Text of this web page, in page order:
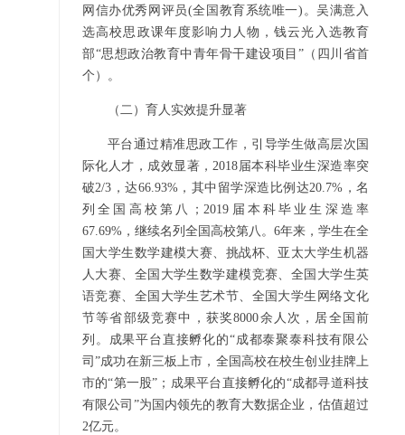
网信办优秀网评员(全国教育系统唯一)。吴满意入
选高校思政课年度影响力人物，钱云光入选教育
部“思想政治教育中青年骨干建设项目”（四川省首
个）。
（二）育人实效提升显著
平台通过精准思政工作，引导学生做高层次国
际化人才，成效显著，2018届本科毕业生深造率突
破2/3，达66.93%，其中留学深造比例达20.7%，名
列全国高校第八；2019届本科毕业生深造率
67.69%，继续名列全国高校第八。6年来，学生在全
国大学生数学建模大赛、挑战杯、亚太大学生机器
人大赛、全国大学生数学建模竞赛、全国大学生英
语竞赛、全国大学生艺术节、全国大学生网络文化
节等省部级竞赛中，获奖8000余人次，居全国前
列。成果平台直接孵化的“成都泰聚泰科技有限公
司”成功在新三板上市，全国高校在校生创业挂牌上
市的“第一股”；成果平台直接孵化的“成都寻道科技
有限公司”为国内领先的教育大数据企业，估值超过
2亿元。